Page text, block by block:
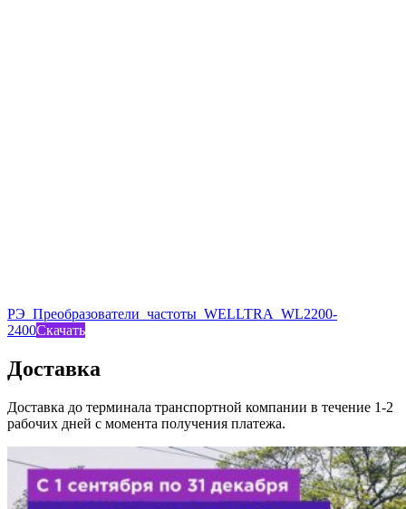
РЭ_Преобразователи_частоты_WELLTRA_WL2200-
2400Скачать
Доставка
Доставка до терминала транспортной компании в течение 1-2
рабочих дней с момента получения платежа.